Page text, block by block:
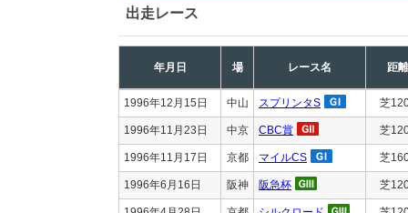
出走レース
年月日 場 レース名 距離
1996年12月15日 中山 スプリンタS 芝
1996年11月23日 中京 CBC賞 芝
1996年11月17日 京都 マイルCS 芝
1996年6月16日 阪神 阪急杯 芝